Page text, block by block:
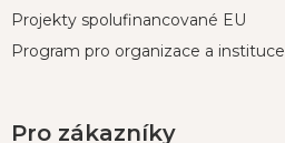
Projekty spolufinancované EU
Program pro organizace a instituce
Pro zákazníky